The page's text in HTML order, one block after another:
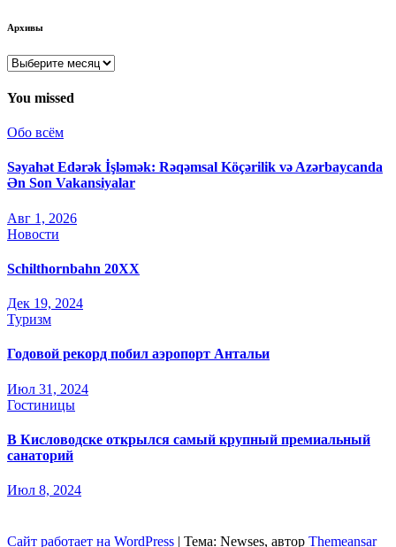
Архивы
Архивы
You missed
Обо всём
Səyahət Edərək İşləmək: Rəqəmsal Köçərilik və Azərbaycanda
Ən Son Vakansiyalar
Авг 1, 2026
Новости
Schilthornbahn 20XX
Дек 19, 2024
Туризм
Годовой рекорд побил аэропорт Антальи
Июл 31, 2024
Гостиницы
В Кисловодске открылся самый крупный премиальный
санаторий
Июл 8, 2024
Сайт работает на WordPress | Тема: Newses, автор Themeansar